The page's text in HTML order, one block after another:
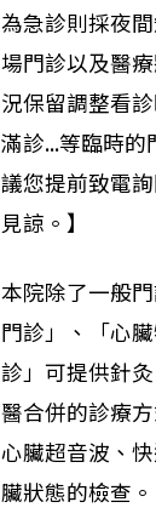
為急診則採夜
場門診以及醫
況保留調整看
滿診...等臨時
議您提前致電
見諒。】
本院除了一般
門診」、「心
診」可提供針
醫合併的診療
心臟超音波、
臟狀態的檢查。